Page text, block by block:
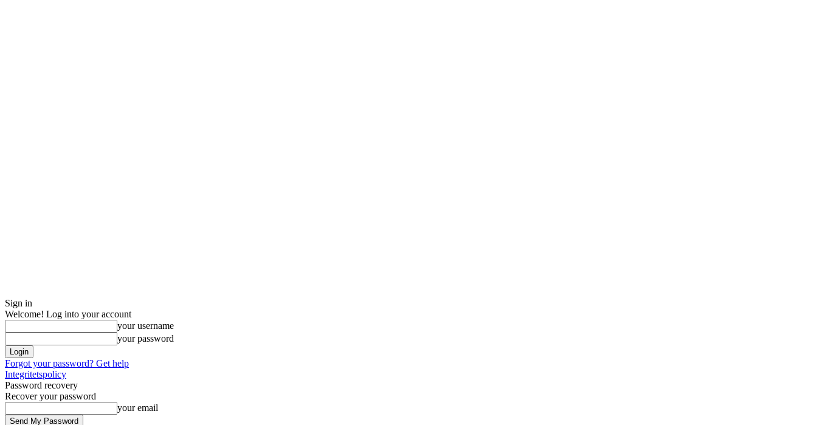
Sign in
Welcome! Log into your account
your username
your password
Forgot your password? Get help
Integritetspolicy
Password recovery
Recover your password
your email